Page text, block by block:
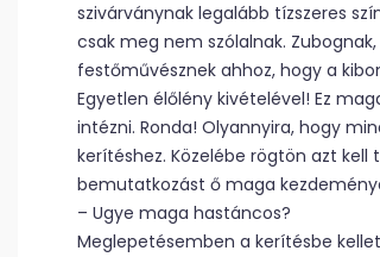
szivárványnak legalább tízszeres
csak meg nem szólalnak.
festőművésznek ahhoz, hogy a
Egyetlen élőlény kivételével! Ez
intézni. Ronda! Olyannyira, hogy
kerítéshez. Közelébe rögtön azt
bemutatkozást ő maga
– Ugye maga hastáncos?
Meglepetésemben a kerítésbe